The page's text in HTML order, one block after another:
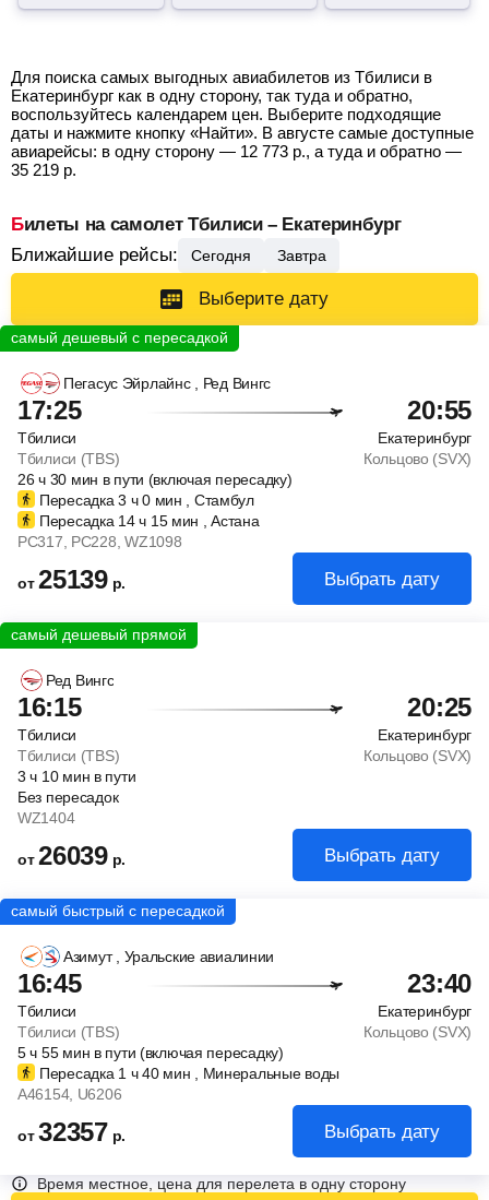
Для поиска самых выгодных авиабилетов из Тбилиси в
Екатеринбург как в одну сторону, так туда и обратно,
воспользуйтесь календарем цен. Выберите подходящие
даты и нажмите кнопку «Найти». В августе самые доступные
авиарейсы: в одну сторону — 12 773 р., а туда и обратно —
35 219 р.
Билеты на самолет Тбилиси – Екатеринбург
Ближайшие рейсы:
Сегодня Завтра
Выберите дату
Пегасус Эйрлайнс , Ред Вингс
17:25 20:55
Тбилиси
Екатеринбург
Тбилиси (TBS)
Кольцово (SVX)
26ч30 мин в пути (включая пересадку)
Пересадка 3 ч0 мин , Стамбул
Пересадка 14ч 15 мин , Астана
PC317 , PC228 , WZ1098
от25139 р. Выбрать дату
Ред Вингс
16:15 20:25
Тбилиси
Екатеринбург
Тбилиси (TBS)
Кольцово (SVX)
3ч 10 мин в пути
Без пересадок
WZ1404
от26039 р. Выбрать дату
Азимут , Уральские авиалинии
16:45 23:40
Тбилиси
Екатеринбург
Тбилиси (TBS)
Кольцово (SVX)
5ч 55 мин в пути (включая пересадку)
Пересадка 1 ч40 мин , Минеральные воды
A46154, U6206
от32357 р. Выбрать дату
Время местное, цена для перелета в одну сторону